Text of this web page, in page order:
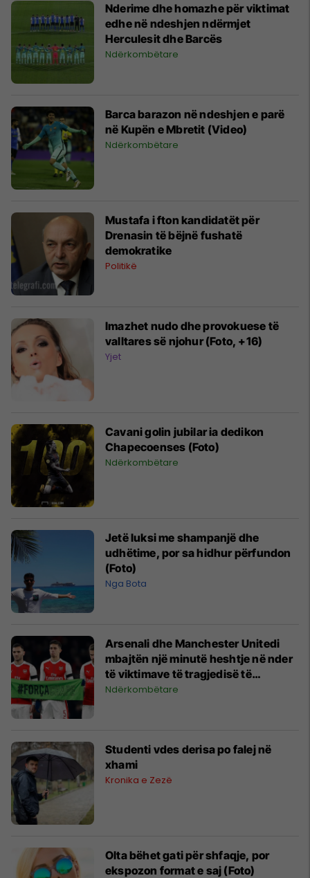
Nderime dhe homazhe për viktimat
edhe në ndeshjen ndërmjet
Herculesit dhe Barcës
Ndërkombëtare
Barca barazon në ndeshjen e parë
në Kupën e Mbretit (Video)
Ndërkombëtare
Mustafa i fton kandidatët për
Drenasin të bëjnë fushatë
demokratike
Politikë
Imazhet nudo dhe provokuese të
valltares së njohur (Foto, +16)
Yjet
Cavani golin jubilar ia dedikon
Chapecoenses (Foto)
Ndërkombëtare
Jetë luksi me shampanjë dhe
udhëtime, por sa hidhur përfundon
(Foto)
Nga Bota
Arsenali dhe Manchester Unitedi
mbajtën një minutë heshtje në nder
të viktimave të tragjedisë të
Chapecoense (Foto)
Ndërkombëtare
Studenti vdes derisa po falej në
xhami
Kronika e Zezë
Olta bëhet gati për shfaqje, por
ekspozon format e saj (Foto)